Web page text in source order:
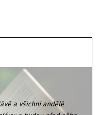
a všichni andělé